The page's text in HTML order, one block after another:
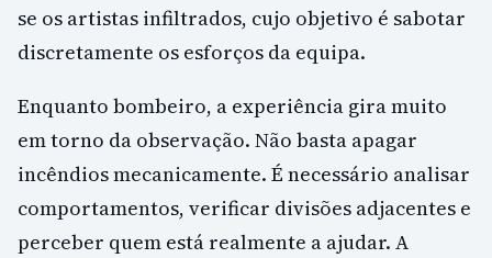
se os artistas infiltrados, cujo objetivo é sabotar
discretamente os esforços da equipa.
Enquanto bombeiro, a experiência gira muito
em torno da observação. Não basta apagar
incêndios mecanicamente. É necessário analisar
comportamentos, verificar divisões adjacentes e
perceber quem está realmente a ajudar. A